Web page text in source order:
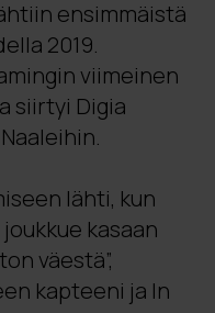
ensimmäistä
2019.
viimeinen
siirtyi Digia
lähti, kun
kasaan
väestä”,
kapteeni ja In